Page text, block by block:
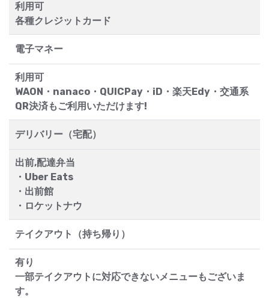
利用可
各種クレジットカード
電子マネー
利用可
WAON・nanaco・QUICPay・iD・楽天Edy・交通系
QR決済もご利用いただけます!
デリバリー（宅配）
出前,配達弁当
・Uber Eats
・出前館
・ロケットナウ
テイクアウト（持ち帰り）
有り
一部テイクアウトに対応できないメニューもございま
す。